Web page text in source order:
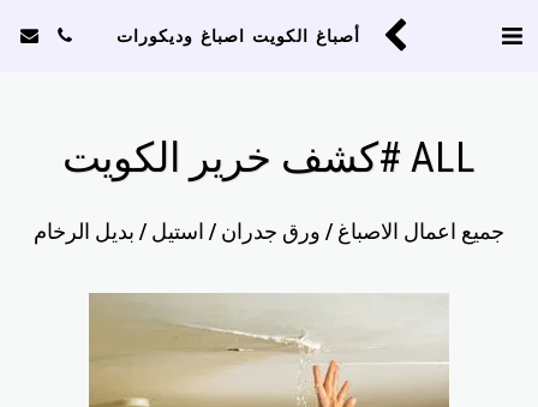
أصباغ الكويت اصباغ وديكورات
ALL #كشف خرير الكويت
جميع اعمال الاصباغ / ورق جدران / استيل / بديل الرخام